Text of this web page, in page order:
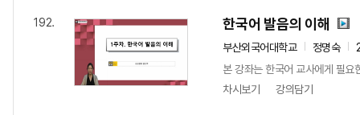
192. 한국어 발음의 이해
부산외국어대학교 정명숙
본 강좌는 한국어 교사에게 필
차시보기
강의담기